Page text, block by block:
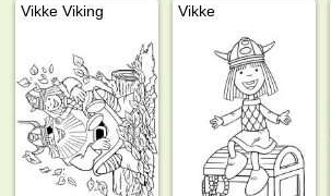
Vikke Viking Vikke